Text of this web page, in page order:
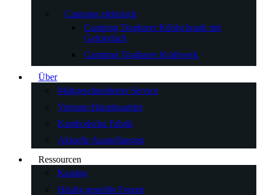
Camping elektrisch
Camping Tragbarer Kühlschrank mit
Gefrierfach
Camping Tragbares Kraftwerk
Über
Maßgeschneiderter Service
Vietnam Hauptquartier
Kambodscha Fabrik
Aktuelle Ausstellungen
Ressourcen
Katalog
Häufig gestellte Fragen